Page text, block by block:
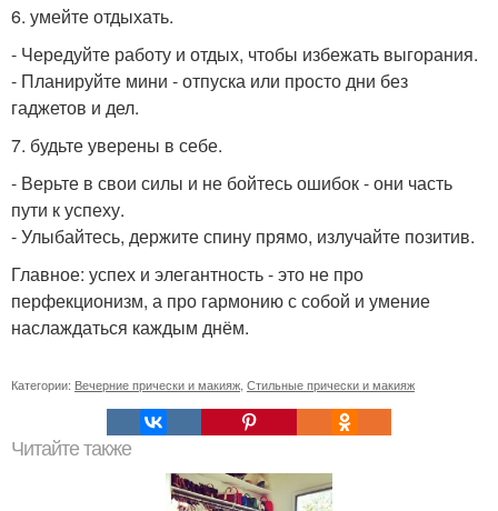
6. умейте отдыхать.
- Чередуйте работу и отдых, чтобы избежать выгорания.
- Планируйте мини - отпуска или просто дни без
гаджетов и дел.
7. будьте уверены в себе.
- Верьте в свои силы и не бойтесь ошибок - они часть
пути к успеху.
- Улыбайтесь, держите спину прямо, излучайте позитив.
Главное: успех и элегантность - это не про
перфекционизм, а про гармонию с собой и умение
наслаждаться каждым днём.
Категории: Вечерние прически и макияж Стильные прически и макияж
Читайте также